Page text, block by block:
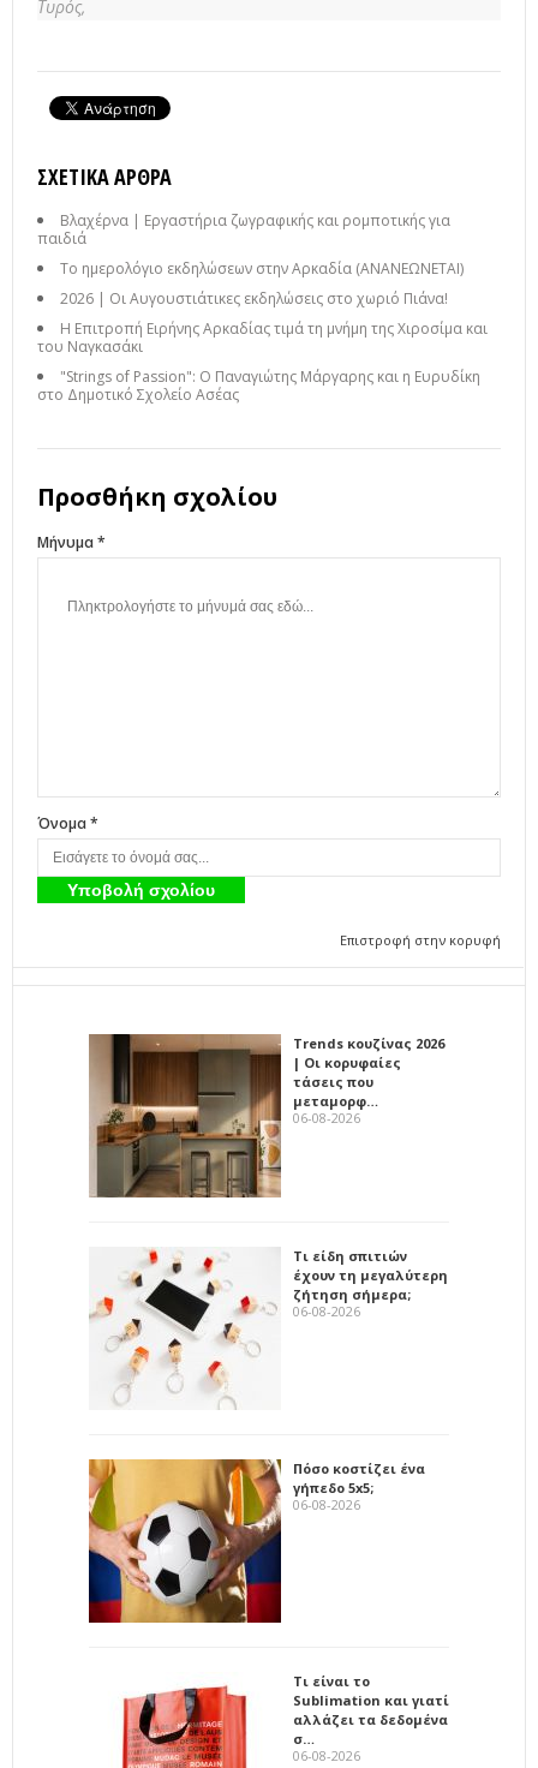
Τυρός,
ΣΧΕΤΙΚΆ ΆΡΘΡΑ
Βλαχέρνα | Εργαστήρια ζωγραφικής και ρομποτικής για
παιδιά
Το ημερολόγιο εκδηλώσεων στην Αρκαδία (ΑΝΑΝΕΩΝΕΤΑΙ)
2026 | Οι Αυγουστιάτικες εκδηλώσεις στο χωριό Πιάνα!
Η Επιτροπή Ειρήνης Αρκαδίας τιμά τη μνήμη της Χιροσίμα και
του Ναγκασάκι
"Strings of Passion": Ο Παναγιώτης Μάργαρης και η Ευρυδίκη
στο Δημοτικό Σχολείο Ασέας
Προσθήκη σχολίου
Μήνυμα *
Όνομα *
Επιστροφή στην κορυφή
Trends κουζίνας 2026
| Οι κορυφαίες
τάσεις που
μεταμορφ…
06-08-2026
Τι είδη σπιτιών
έχουν τη μεγαλύτερη
ζήτηση σήμερα;
06-08-2026
Πόσο κοστίζει ένα
γήπεδο 5x5;
06-08-2026
Τι είναι το
Sublimation και γιατί
αλλάζει τα δεδομένα
σ…
06-08-2026